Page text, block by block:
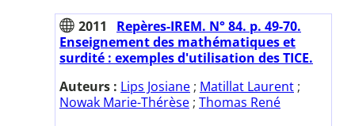
2011
Repères-IREM. N° 84. p. 49-70.
Enseignement des mathématiques et
surdité : exemples d'utilisation des TICE.
Auteurs : Lips Josiane ; Matillat Laurent ;
Nowak Marie-Thérèse ; Thomas René